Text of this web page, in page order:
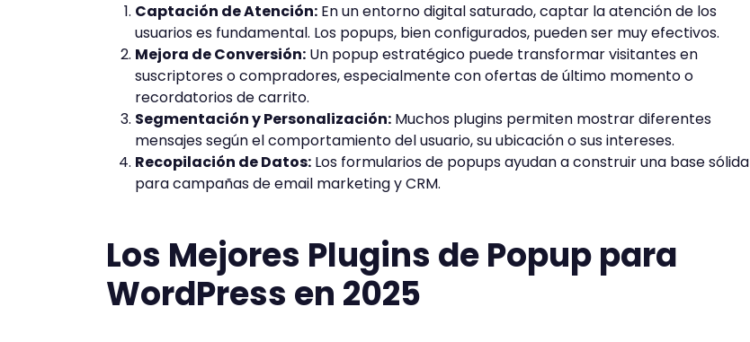
Captación de Atención: En un entorno digital saturado, captar la atención de los
usuarios es fundamental. Los popups, bien configurados, pueden ser muy efectivos.
Mejora de Conversión: Un popup estratégico puede transformar visitantes en
suscriptores o compradores, especialmente con ofertas de último momento o
recordatorios de carrito.
Segmentación y Personalización: Muchos plugins permiten mostrar diferentes
mensajes según el comportamiento del usuario, su ubicación o sus intereses.
Recopilación de Datos: Los formularios de popups ayudan a construir una base sólida
para campañas de email marketing y CRM.
Los Mejores Plugins de Popup para
WordPress en 2025